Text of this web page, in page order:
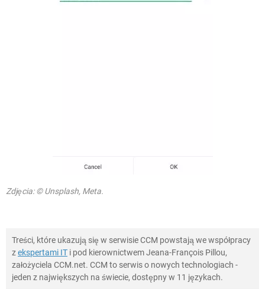
Zdjęcia: © Unsplash, Meta.
Treści, które ukazują się w serwisie CCM powstają we współpracy
zekspertami IT i pod kierownictwem Jeana-François Pillou,
założyciela CCM.net. CCM to serwis o nowych technologiach -
jeden z największych na świecie, dostępny w 11 językach.